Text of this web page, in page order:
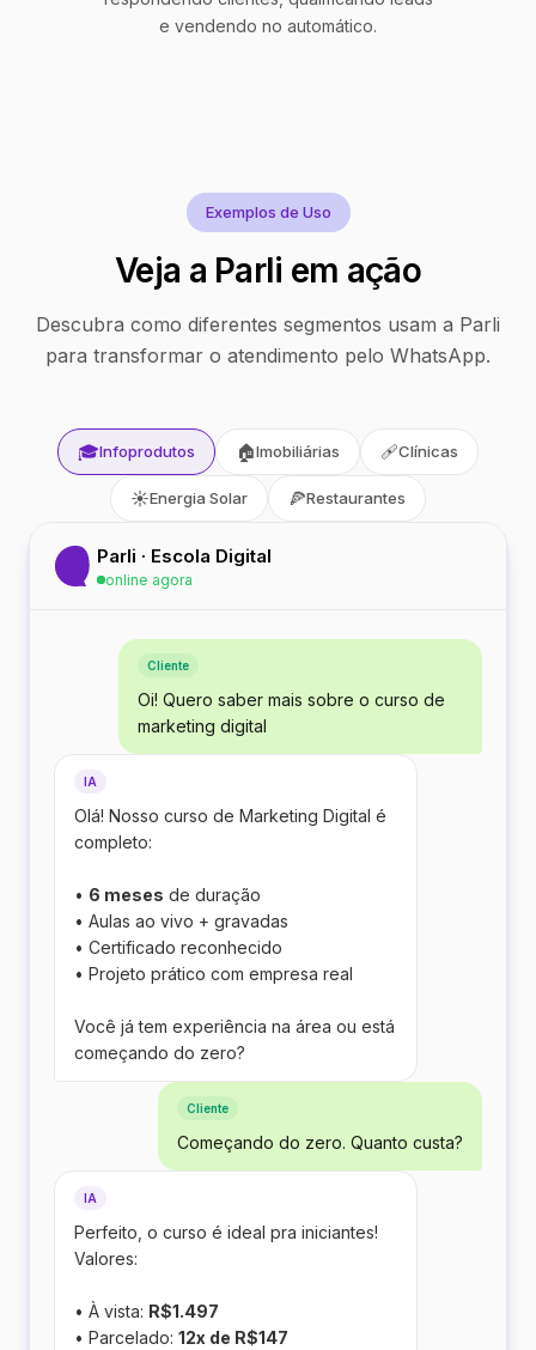
e vendendo no automático.
Exemplos de Uso
Veja a Parli em ação
Descubra como diferentes segmentos usam a Parli
para transformar o atendimento pelo WhatsApp.
🎓Infoprodutos 🏠Imobiliárias 🩹Clínicas
☀️Energia Solar 🍕Restaurantes
Parli · Escola Digital
online agora
Cliente
Oi! Quero saber mais sobre o curso de
marketing digital
IA
Olá! Nosso curso de Marketing Digital é
completo:
• 6 meses de duração
• Aulas ao vivo + gravadas
• Certificado reconhecido
• Projeto prático com empresa real
Você já tem experiência na área ou está
começando do zero?
Cliente
Começando do zero. Quanto custa?
IA
Perfeito, o curso é ideal pra iniciantes!
Valores:
• À vista: R$1.497
• Parcelado: 12x de R$147